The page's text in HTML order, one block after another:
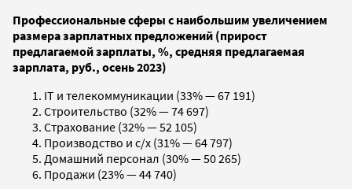
Профессиональные сферы с наибольшим увеличением
размера зарплатных предложений (прирост
предлагаемой зарплаты, %, средняя предлагаемая
зарплата, руб., осень 2023)
IT и телекоммуникации (33% — 67 191)
Строительство (32% — 74 697)
Страхование (32% — 52 105)
Производство и с/х (31% — 64 797)
Домашний персонал (30% — 50 265)
Продажи (23% — 44 740)